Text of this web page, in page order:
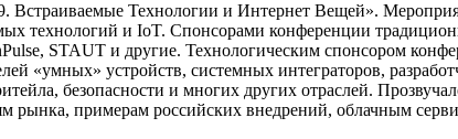
Технологии и Интернет Вещей».
технологий и IoT. Спонсорами конференции
STAUT и другие. Технологическим спонсором
«умных» устройств, системных интеграторов,
безопасности и многих других отраслей.
рынка, примерам российских внедрений, облачным